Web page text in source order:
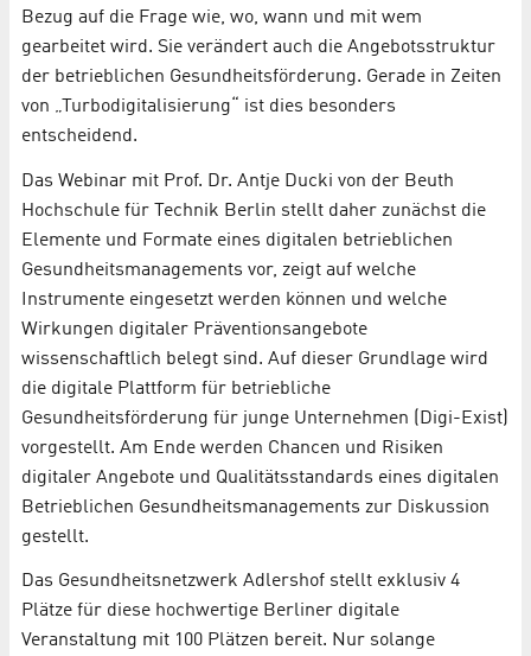
Bezug auf die Frage wie, wo, wann und mit wem
gearbeitet wird. Sie verändert auch die Angebotsstruktur
der betrieblichen Gesundheitsförderung. Gerade in Zeiten
von „Turbodigitalisierung“ ist dies besonders
entscheidend.
Das Webinar mit Prof. Dr. Antje Ducki von der Beuth
Hochschule für Technik Berlin stellt daher zunächst die
Elemente und Formate eines digitalen betrieblichen
Gesundheitsmanagements vor, zeigt auf welche
Instrumente eingesetzt werden können und welche
Wirkungen digitaler Präventionsangebote
wissenschaftlich belegt sind. Auf dieser Grundlage wird
die digitale Plattform für betriebliche
Gesundheitsförderung für junge Unternehmen (Digi-Exist)
vorgestellt. Am Ende werden Chancen und Risiken
digitaler Angebote und Qualitätsstandards eines digitalen
Betrieblichen Gesundheitsmanagements zur Diskussion
gestellt.
Das Gesundheitsnetzwerk Adlershof stellt exklusiv 4
Plätze für diese hochwertige Berliner digitale
Veranstaltung mit 100 Plätzen bereit. Nur solange